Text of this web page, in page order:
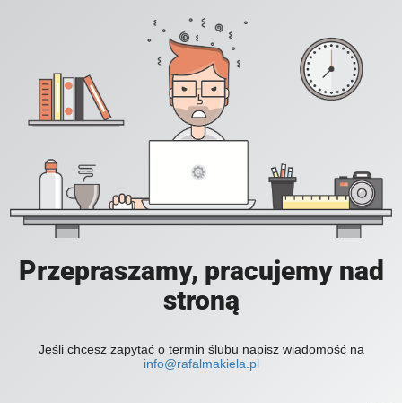
Przepraszamy, pracujemy nad
stroną
Jeśli chcesz zapytać o termin ślubu napisz wiadomość na
info@rafalmakiela.pl